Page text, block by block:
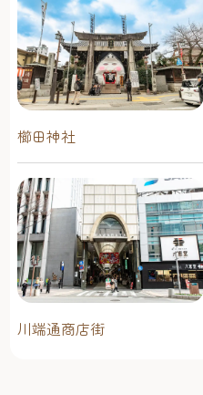
櫛田神社
川端通商店街